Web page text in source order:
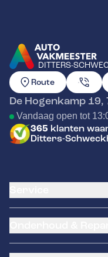
DITTERS-
GA NAAR DE
Route
De Hogenkamp 19,
Vandaag open tot
365 klanten
Ditters-
Banden service